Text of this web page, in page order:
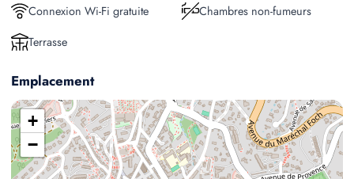
Connexion Wi-Fi gratuite
Chambres non-fumeurs
Terrasse
Emplacement
+
−